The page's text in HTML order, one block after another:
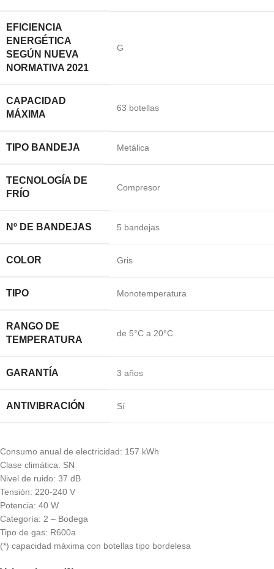
EFICIENCIA
ENERGÉTICA
SEGÚN NUEVA
NORMATIVA 2021
G
CAPACIDAD
MÁXIMA
63 botellas
TIPO BANDEJA Metálica
TECNOLOGÍA DE
FRÍO
Compresor
Nº DE BANDEJAS 5 bandejas
COLOR Gris
TIPO Monotemperatura
RANGO DE
TEMPERATURA
de 5°C a 20°C
GARANTÍA 3 años
ANTIVIBRACIÓN Sí
Consumo anual de electricidad: 157 kWh
Clase climática: SN
Nivel de ruido: 37 dB
Tensión: 220-240 V
Potencia: 40 W
Categoría: 2 – Bodega
Tipo de gas: R600a
(*) capacidad máxima con botellas tipo bordelesa